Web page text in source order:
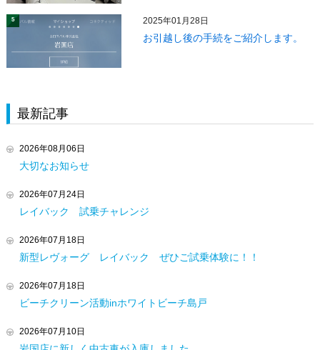
5 2025年01月28日
お引越し後の手続をご紹介します。
最新記事
2026年08月06日
大切なお知らせ
2026年07月24日
レイバック 試乗チャレンジ
2026年07月18日
新型レヴォーグ レイバック ぜひご試乗体験に！！
2026年07月18日
ビーチクリーン活動inホワイトビーチ島戸
2026年07月10日